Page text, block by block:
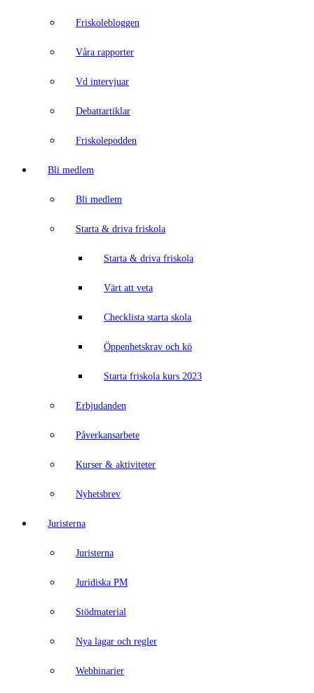
Friskolebloggen
Våra rapporter
Vd intervjuar
Debattartiklar
Friskolepodden
Bli medlem
Bli medlem
Starta & driva friskola
Starta & driva friskola
Värt att veta
Checklista starta skola
Öppenhetskrav och kö
Starta friskola kurs 2023
Erbjudanden
Påverkansarbete
Kurser & aktiviteter
Nyhetsbrev
Juristerna
Juristerna
Juridiska PM
Stödmaterial
Nya lagar och regler
Webbinarier